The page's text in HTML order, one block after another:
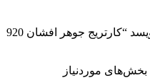
اولین کسی باشید که دیدگاهی می نویسد “کارتریج جوهر افشان 920
بخش‌های موردنیاز